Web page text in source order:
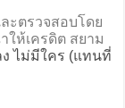
ะตรวจสอบโดย
ห้เครดิต สยาม
ง ไม่มีใคร (แทนที่